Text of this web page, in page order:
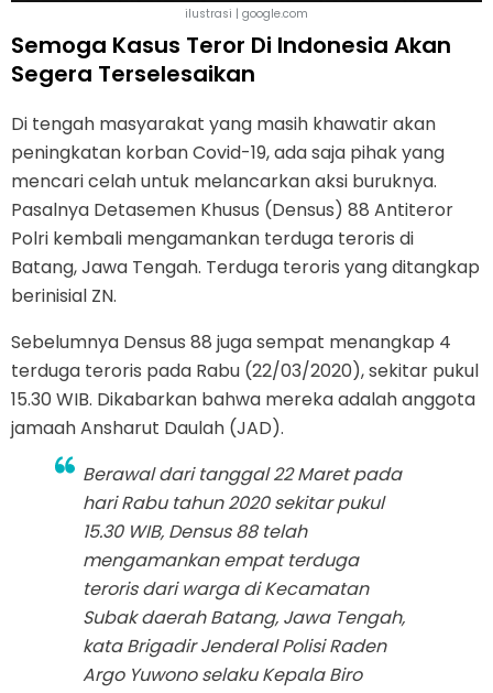
ilustrasi | google.com
Semoga Kasus Teror Di Indonesia Akan
Segera Terselesaikan
Di tengah masyarakat yang masih khawatir akan
peningkatan korban Covid-19, ada saja pihak yang
mencari celah untuk melancarkan aksi buruknya.
Pasalnya Detasemen Khusus (Densus) 88 Antiteror
Polri kembali mengamankan terduga teroris di
Batang, Jawa Tengah. Terduga teroris yang ditangkap
berinisial ZN.
Sebelumnya Densus 88 juga sempat menangkap 4
terduga teroris pada Rabu (22/03/2020), sekitar pukul
15.30 WIB. Dikabarkan bahwa mereka adalah anggota
jamaah Ansharut Daulah (JAD).
Berawal dari tanggal 22 Maret pada
hari Rabu tahun 2020 sekitar pukul
15.30 WIB, Densus 88 telah
mengamankan empat terduga
teroris dari warga di Kecamatan
Subak daerah Batang, Jawa Tengah,
kata Brigadir Jenderal Polisi Raden
Argo Yuwono selaku Kepala Biro